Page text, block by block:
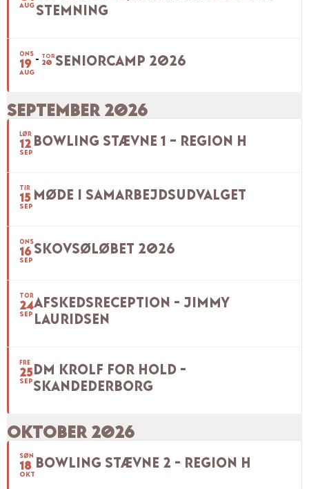
AUG STEMNING
ONS
19
AUG
TOR
20 SENIORCAMP 2026
SEPTEMBER 2026
LØR
12
SEP
BOWLING STÆVNE 1 – REGION H
TIR
15
SEP
MØDE I SAMARBEJDSUDVALGET
ONS
16
SEP
SKOVSØLØBET 2026
TOR
24
SEP
AFSKEDSRECEPTION - JIMMY
LAURIDSEN
FRE
25
SEP
DM KROLF FOR HOLD -
SKANDEDERBORG
OKTOBER 2026
SØN
18
OKT
BOWLING STÆVNE 2 - REGION H